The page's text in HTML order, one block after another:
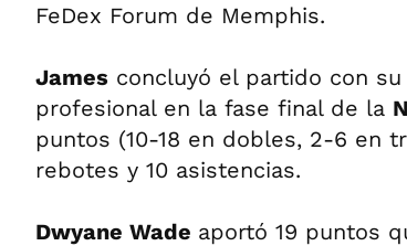
FeDex Forum de Memphis.
James concluyó el partido con
profesional en la fase final de la
puntos (10-18 en dobles, 2-6 en
rebotes y 10 asistencias.
Dwyane Wade aportó 19 puntos